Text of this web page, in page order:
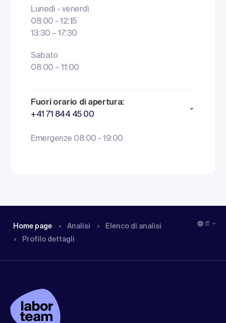
Lunedì - venerdì
08:00 - 12:15
13:30 – 17:30
Sabato
08:00 – 11:00
Fuori orario di apertura:
+41 71 844 45 00
Emergenze 08:00 - 19:00
Home page Analisi
Elenco di analisi
Profilo dettagli